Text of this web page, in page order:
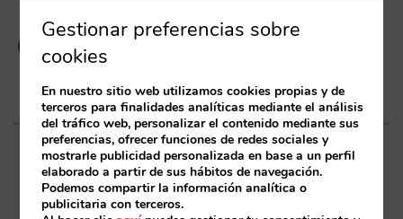
Entradas relacionadas
Sarai incorpora multi-habitación: reservas
Gestionar preferencias sobre
cookies
En nuestro sitio web utilizamos cookies propias y de
terceros para finalidades analíticas mediante el análisis
del tráfico web, personalizar el contenido mediante sus
preferencias, ofrecer funciones de redes sociales y
mostrarle publicidad personalizada en base a un perfil
elaborado a partir de sus hábitos de navegación.
Podemos compartir la información analítica o
publicitaria con terceros.